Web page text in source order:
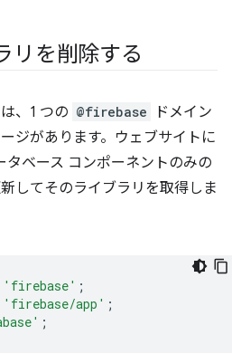
リを削除する
、1 つの @firebase
ドメイン
ジがあります。ウェブサイトに
ベース コンポーネントのみの
してそのライブラリを取得しま
'firebase' ;
'firebase/app' ;
;